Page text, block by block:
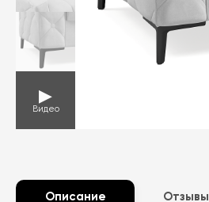
▶
Видео
Описание Отзывы